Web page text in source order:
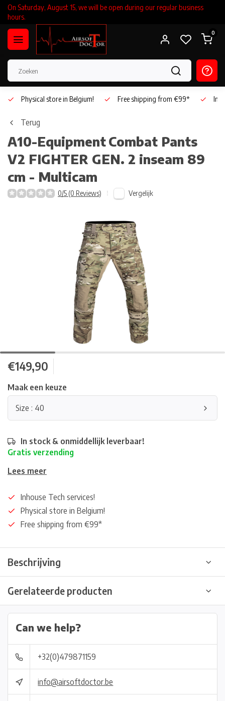
On Saturday, August 15, we will be open during our regular business
hours.
0
Physical store in Belgium! Free shipping from €99*
Terug
A10-EquipmentCombat Pants
V2 FIGHTER GEN. 2 inseam 89
cm - Multicam
0/5 (0 Reviews) Vergelijk
€149,90
Maak een keuze
Size : 40
In stock & onmiddellijk leverbaar!
Gratis verzending
Lees meer
Inhouse Tech services!
Physical store in Belgium!
Free shipping from €99*
Beschrijving
Gerelateerde producten
Can we help?
+32(0)479871159
info@airsoftdoctor.be